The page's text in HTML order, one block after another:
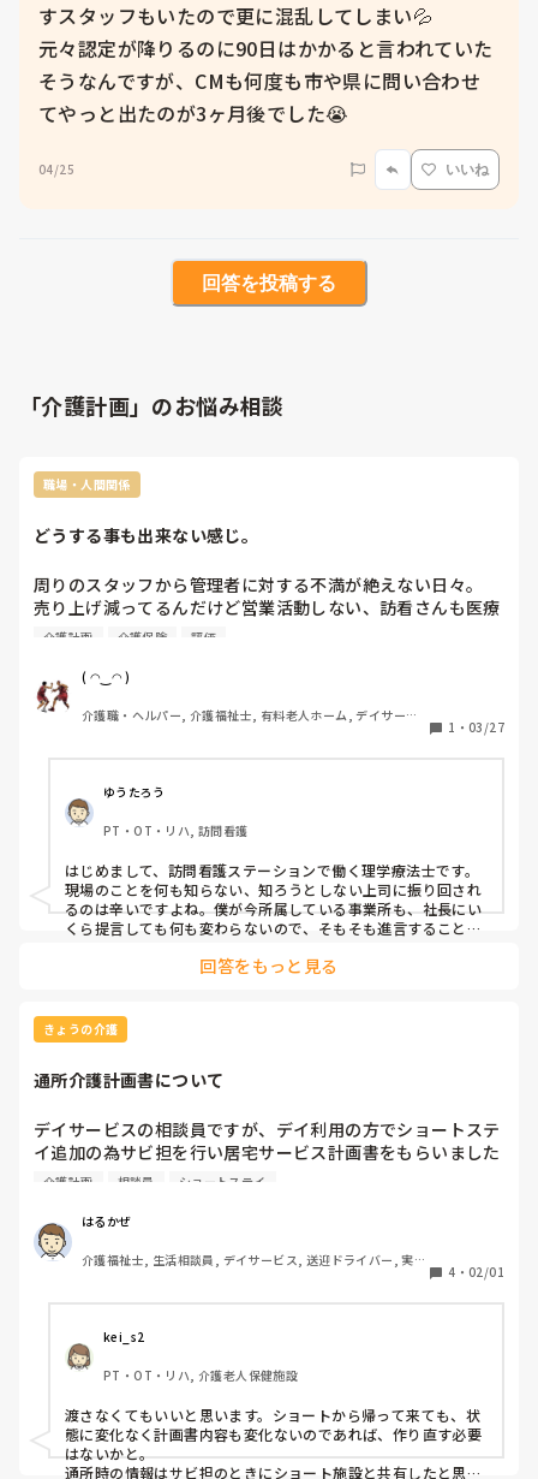
すスタッフもいたので更に混乱してしまい💦
元々認定が降りるのに90日はかかると言われていた
そうなんですが、CMも何度も市や県に問い合わせ
てやっと出たのが3ヶ月後でした😭
04/25 いいね
回答を投稿する
「介護計画」のお悩み相談
職場・人間関係
どうする事も出来ない感じ。
周りのスタッフから管理者に対する不満が絶えない日々。
売り上げ減ってるんだけど営業活動しない、訪看さんも医療
保険、介護保険で入ったりする利用者さんがいるのに全く把
多いと本部から指摘されている。
ヘルパー担当のスタッフにも何にも言わず勝手に追加や変更
をかけている。
りを組むはずなんですが、本部にはサ責さんがいるんだが他
の事業所には一切来ない。来ない理由は恐らく社長がデイの
手伝いをさせていると言う噂がある。
社長自体がサ責の業務知らない説が有力。
各事業の管理者がヘルパーの実績も兼務している。
利用者のヘルパーサービスは入居から一切変わらない人ばっ
かり( ；∀；)
検討すらしてないからどうやってサービスの評価をして、訪
本部から来た相談員も微妙にポンコツだし、現場の指揮は下
どうなるうちの事業所は( ；∀；)
介護計画 介護保険 評価
( ◠‿◠ )
介護職・ヘルパー, 介護福祉士, 有料老人ホーム, デイサービ
1 ・ 03/27
ゆうたろう
PT・OT・リハ, 訪問看護
はじめまして、訪問看護ステーションで働く理学療法士です。
現場のことを何も知らない、知ろうとしない上司に振り回され
るのは辛いですよね。僕が今所属している事業所も、社長にい
くら提言しても何も変わらないので、そもそも進言すること自
結局、上の立場にいる人の考えをいち従業員が変えることはで
をつけて転職活動を始めるか、しかないのではないでしょう
か。
回答をもっと見る
きょうの介護
通所介護計画書について
デイサービスの相談員ですが、デイ利用の方でショートステ
イ追加の為サビ担を行い居宅サービス計画書をもらいました
が、デイサービスの計画の変更がなかった場合は、そのまま
アマネに渡すのでしょうか？
介護計画 相談員 ショートステイ
はるかぜ
介護福祉士, 生活相談員, デイサービス, 送迎ドライバー, 実務
4 ・ 02/01
kei_s2
PT・OT・リハ, 介護老人保健施設
渡さなくてもいいと思います。ショートから帰って来ても、状
態に変化なく計画書内容も変化ないのであれば、作り直す必要
はないかと。
通所時の情報はサビ担のときにショート施設と共有したと思わ